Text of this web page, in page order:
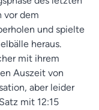
vor dem
und spielte
heraus.
mit ihrem
Auszeit von
aber leider
mit 12:15